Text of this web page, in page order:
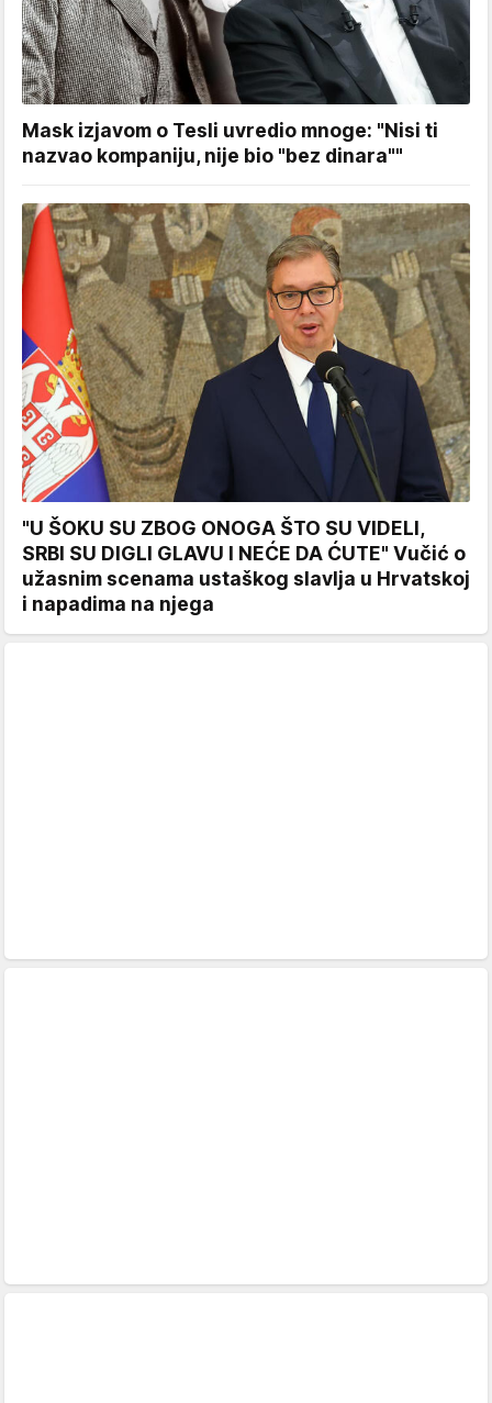
Mask izjavom o Tesli uvredio mnoge: "Nisi ti
nazvao kompaniju, nije bio "bez dinara""
"U ŠOKU SU ZBOG ONOGA ŠTO SU VIDELI,
SRBI SU DIGLI GLAVU I NEĆE DA ĆUTE" Vučić o
užasnim scenama ustaškog slavlja u Hrvatskoj
i napadima na njega